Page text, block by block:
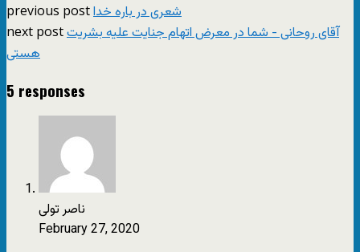
previous postشعری در باره خدا
next postآقای روحانی - شما در معرض اتهام جنایت علیه بشریت
هستی
5 responses
ناصر تولی
February 27, 2020